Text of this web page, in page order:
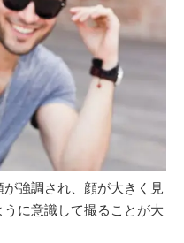
強調され、顔が大きく見
に意識して撮ることが大